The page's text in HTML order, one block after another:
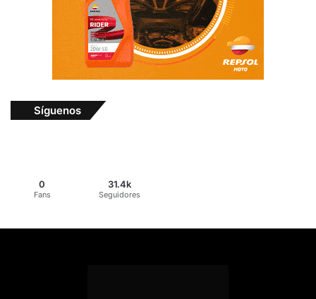
Síguenos
0
Fans
31.4k
Seguidores